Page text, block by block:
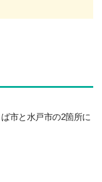
市と水戸市の2箇所に